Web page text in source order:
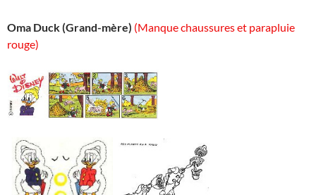
Oma Duck (Grand-mère) (Manque chaussures et parapluie
rouge)